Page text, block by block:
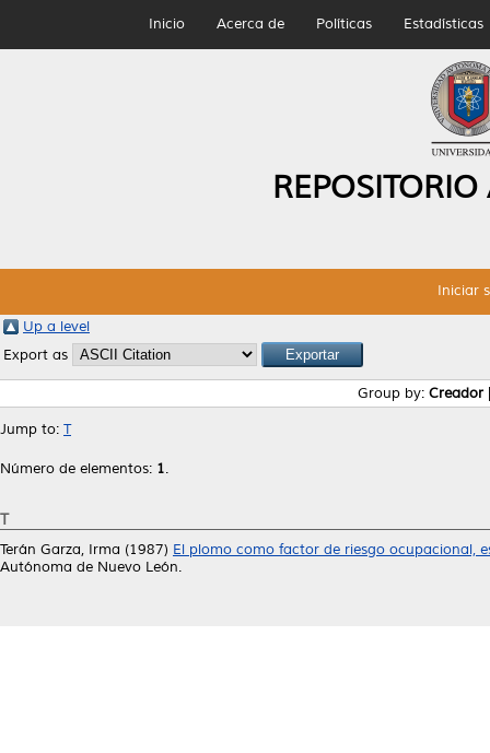
Inicio Acerca de Políticas Estadísticas
Iniciar
Up a level
Export as
Group by: Creador
Jump to: T
Número de elementos: 1.
T
Terán Garza, Irma (1987) El plomo como factor de riesgo ocupacional,
Autónoma de Nuevo León.